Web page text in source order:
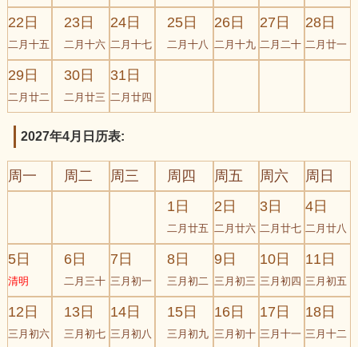
22日
二月十五
23日
二月十六
24日
二月十七
25日
二月十八
26日
二月十九
27日
二月二十
28日
二月廿一
29日
二月廿二
30日
二月廿三
31日
二月廿四
2027年4月日历表:
周一 周二 周三 周四 周五 周六
周日
1日
二月廿五
2日
二月廿六
3日
二月廿七
4日
二月廿八
5日
清明
6日
二月三十
7日
三月初一
8日
三月初二
9日
三月初三
10日
三月初四
11日
三月初五
12日
三月初六
13日
三月初七
14日
三月初八
15日
三月初九
16日
三月初十
17日
三月十一
18日
三月十二